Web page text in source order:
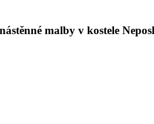
malby v kostele